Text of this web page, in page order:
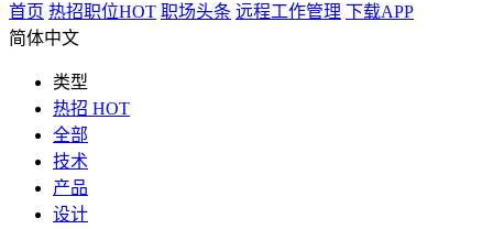
首页 热招职位HOT 职场头条 远程工作管理 下载APP
简体中文
类型
热招 HOT
全部
技术
产品
设计